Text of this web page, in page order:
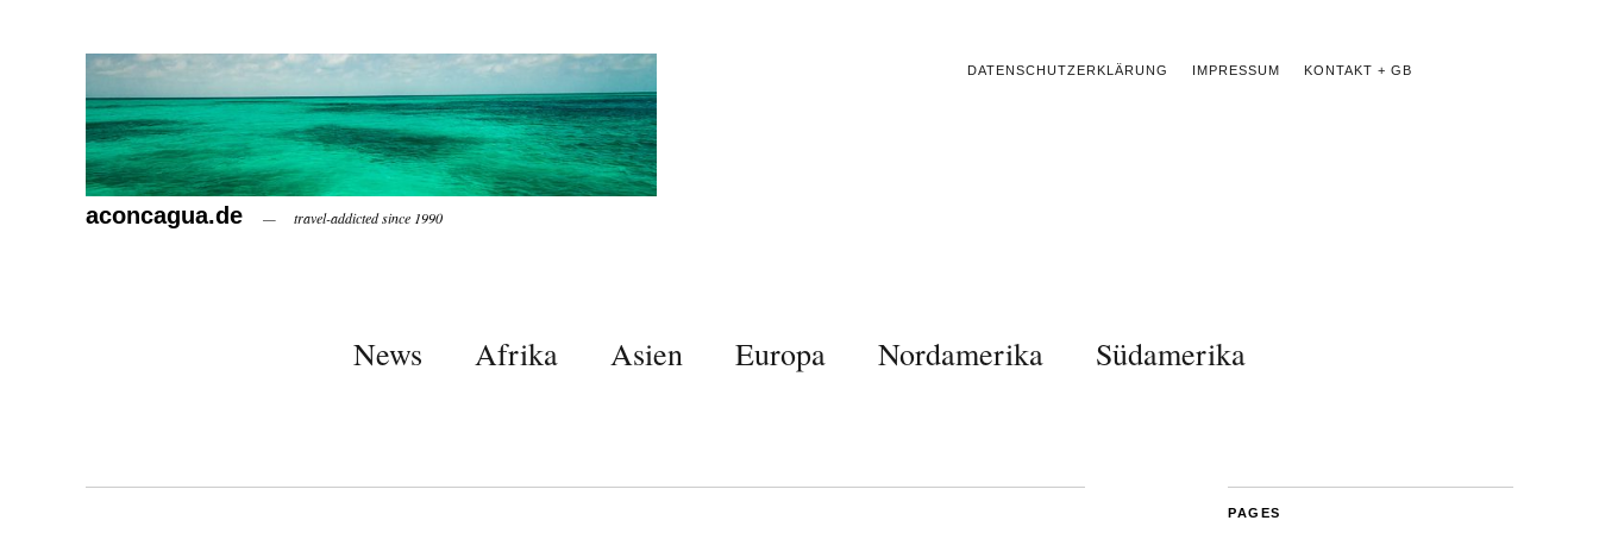
DATENSCHUTZERKLÄRUNG IMPRESSUM KONTAKT + GB
aconcagua.de travel-addicted since 1990
News Afrika Asien Europa Nordamerika Südamerika
PAGES